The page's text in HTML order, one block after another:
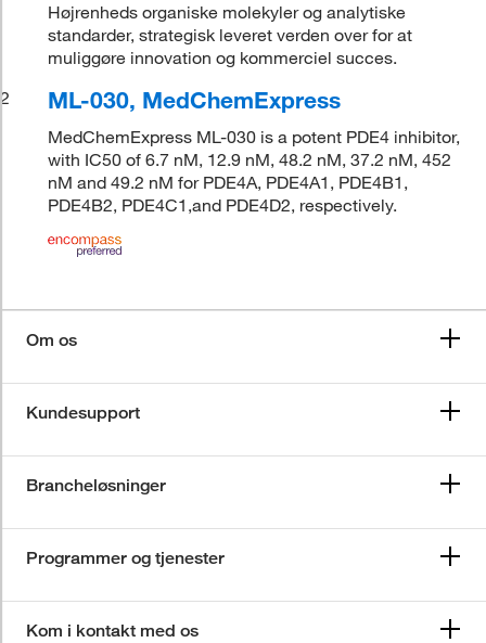
Højrenheds organiske molekyler og analytiske
standarder, strategisk leveret verden over for at
muliggøre innovation og kommerciel succes.
2
ML-030, MedChemExpress
MedChemExpress ML-030 is a potent PDE4 inhibitor,
with IC50 of 6.7 nM, 12.9 nM, 48.2 nM, 37.2 nM, 452
nM and 49.2 nM for PDE4A, PDE4A1, PDE4B1,
PDE4B2, PDE4C1,and PDE4D2, respectively.
Om os
Kundesupport
Brancheløsninger
Programmer og tjenester
Kom i kontakt med os